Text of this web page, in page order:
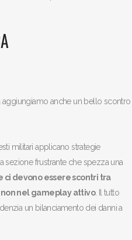
aggiungiamo anche un bello scontro
militari applicano strategie
sezione frustrante che spezza una
ci devono essere scontri tra
non nel gameplay attivo. Il tutto
un bilanciamento dei danni a